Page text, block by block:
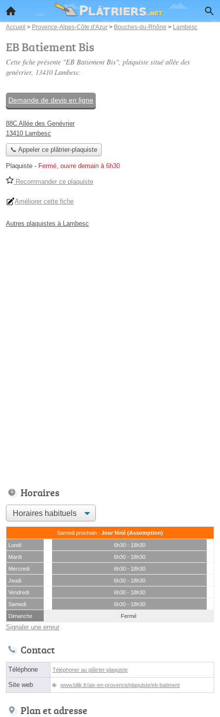
Accueil > Provence-Alpes-Côte d'Azur > Bouches-du-Rhône > Lambesc
EB Batiement Bis
Cette fiche présente "EB Batiement Bis", plaquiste situé allée des
genévrier, 13410 Lambesc.
Demande de devis en ligne
88C Allée des Genévrier
13410 Lambesc
📞 Appeler ce plâtrier-plaquiste
Plaquiste - Fermé, ouvre demain à 6h30
Recommander ce plaquiste
Améliorer cette fiche
Autres plaquistes à Lambesc
Horaires
Samedi prochain : Jour férié (Assomption)
Lundi
6h30 - 18h30
Mardi
6h30 - 18h30
Mercredi
6h30 - 18h30
Jeudi
6h30 - 18h30
Vendredi
6h30 - 18h30
Samedi
6h30 - 18h30
Dimanche
Fermé
Signaler une erreur
Contact
Téléphone Téléphoner au plâtrier-plaquiste
Site web www.bilik.fr/aix-en-provence/plaquiste/eb-batiment
Plan et adresse